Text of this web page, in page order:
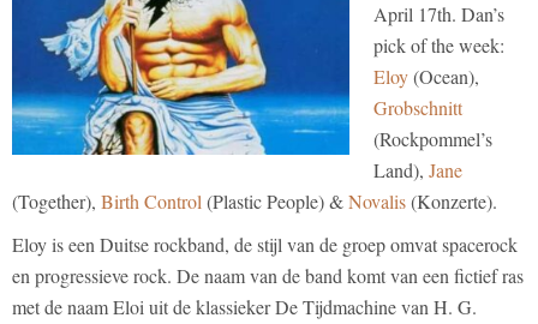
April 17th. Dan’s
pick of the week:
Eloy(Ocean),
Grobschnitt
(Rockpommel’s
Land), Jane
(Together), Birth Control (Plastic People) &Novalis(Konzerte).
Eloy is een Duitse rockband, de stijl van de groep omvat spacerock
en progressieve rock. De naam van de band komt van een fictief ras
met de naam Eloi uit de klassieker De Tijdmachine van H. G.